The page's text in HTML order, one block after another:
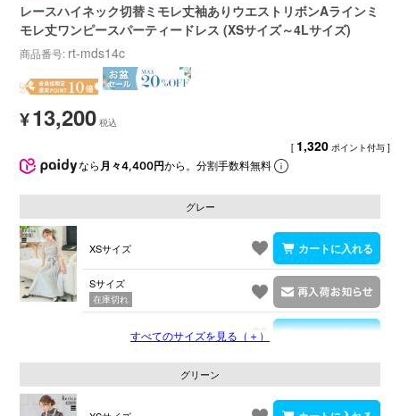
レースハイネック切替ミモレ丈袖ありウエストリボンAラインミ
モレ丈ワンピースパーティードレス (XSサイズ～4Lサイズ)
商品番号 rt-mds14c
¥13,200
[ 1,320 ポイント付与 ]
なら 月々4,400円から。分割手数料無料
グレー
XSサイズ
Sサイズ
在庫切れ
すべてのサイズを見る（＋）
グリーン